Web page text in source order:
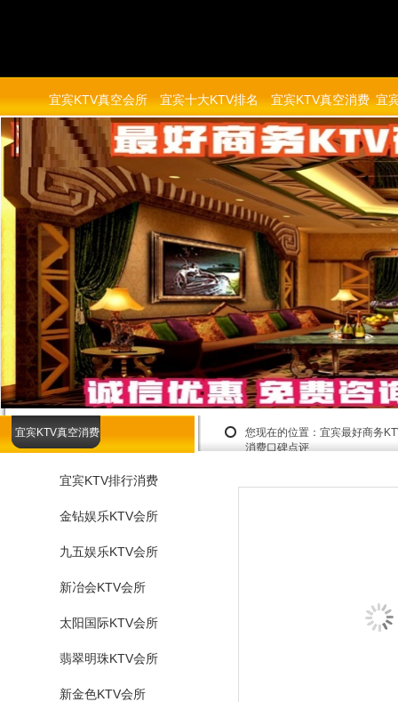
宜宾KTV真空会所 宜宾十大KTV排名 宜宾KTV真空消费 宜
您现在的位置： 宜宾最好商务
消费口碑点评
宜宾KTV真空消费
宜宾KTV排行消费
金钻娱乐KTV会所
九五娱乐KTV会所
新冶会KTV会所
太阳国际KTV会所
翡翠明珠KTV会所
新金色KTV会所